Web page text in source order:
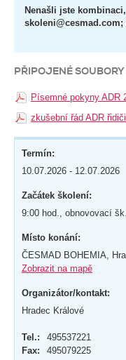
Nenašli jste
skoleni@cesmad.com;
PŘIPOJENÉ SOUBORY
Písemné pokyny ADR
zkušební řád ADR
Termín:
10.07.2026 - 12.07.2026
Začátek školení:
9:00 hod., obnovovací
Místo konání:
ČESMAD BOHEMIA,
Zobrazit na mapě
Organizátor/kontakt:
Hradec Králové
Tel.:
495537221
Fax:
495079225